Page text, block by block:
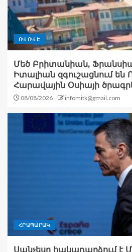
ՈՎ ՈՎ Է
Մեծ Բրիտանիան,
Իտալիան զգուշացնում են
Հարավային Օսիայի
08/08/2026 infomitk@gmail.com
ՀՐԱՊԱՐԱԿ
Սանչեսը հակադարձում է